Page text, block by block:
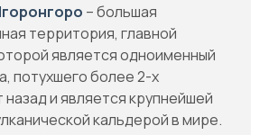
– большая
территория, главной
является одноименный
потухшего более 2-х
и является крупнейшей
кальдерой в мире.